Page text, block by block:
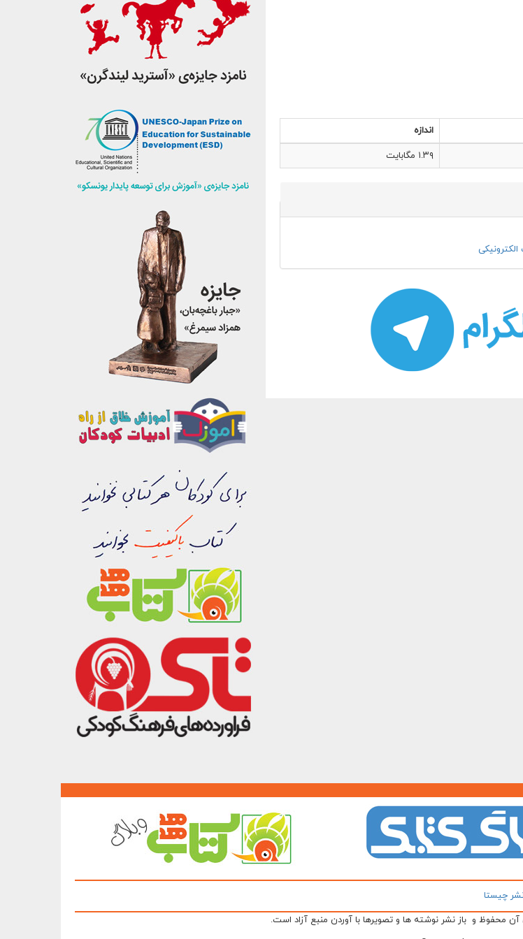
اندازه
۱.۳۹ مگابایت
چیستا
آن محفوظ و باز نشر نوشته ها و تصویرها با آوردن منبع آزاد است.